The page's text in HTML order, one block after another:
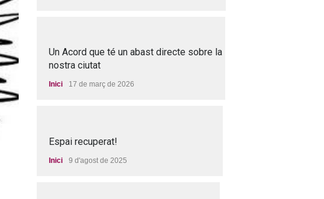
Un Acord que té un abast directe sobre la
nostra ciutat
Inici 17 de març de 2026
Espai recuperat!
Inici 9 d'agost de 2025